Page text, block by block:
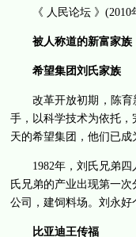
《 人民论坛 》(2010
被人称道的新富家族
希望集团刘氏家族
改革开放初期，陈
手，以科学技术为依托
天的希望集团，他们已
1982年，刘氏兄弟
氏兄弟的产业出现第一
公司，建饲料场。刘永好
比亚迪王传福